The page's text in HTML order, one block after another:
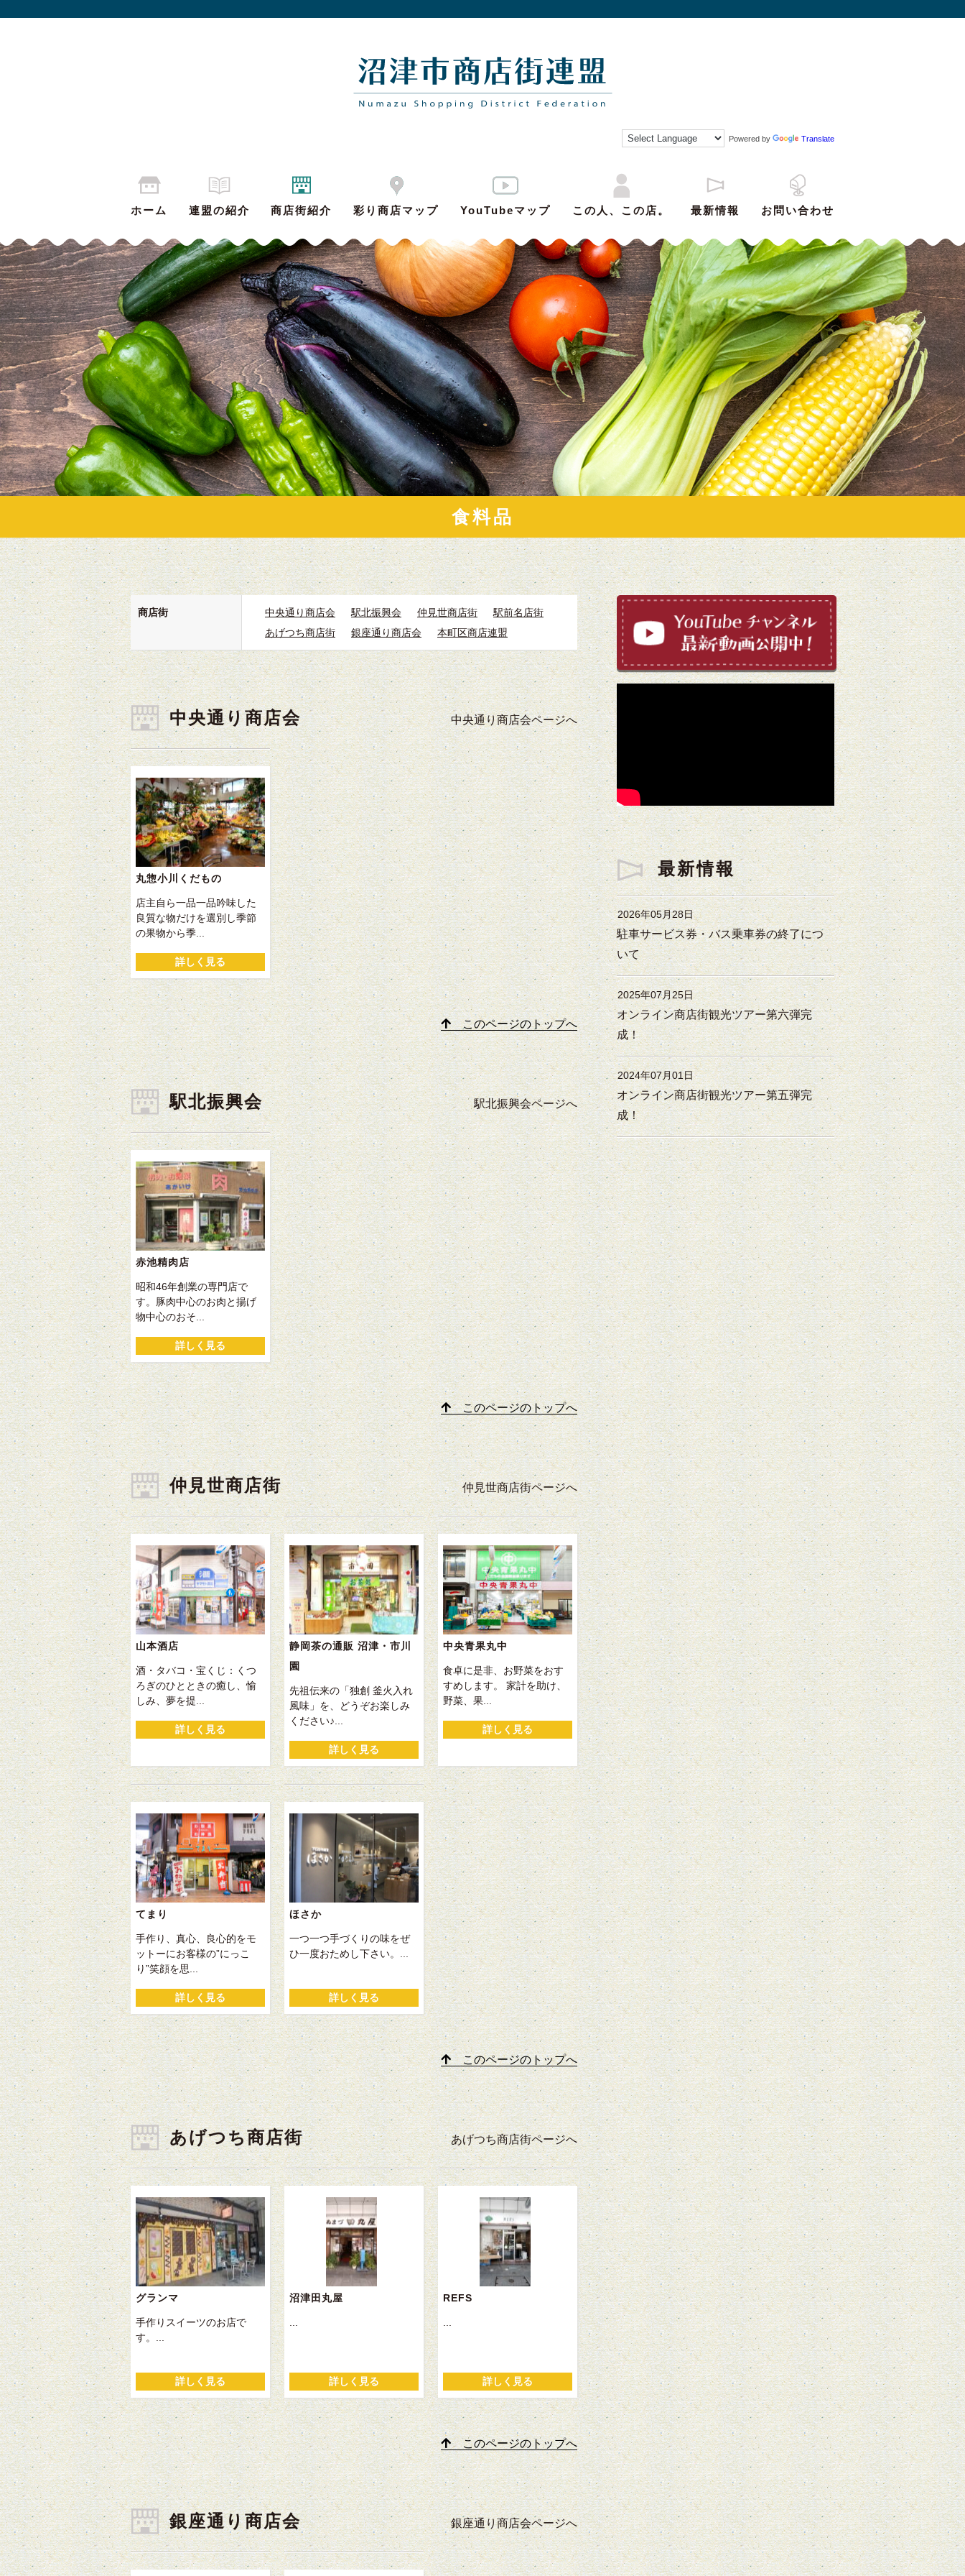
Powered by Translate
ホーム 連盟の紹介 商店街紹介 彩り商店マップ YouTubeマップ この人、この店。 最新情報 お問い合わせ
食料品
商店街 中央通り商店会 駅北振興会 仲見世商店街
駅前名店街
あげつち商店街
銀座通り商店会 本町区商店連盟
中央通り商店会 中央通り商店会ページへ
丸惣小川くだもの
店主自ら一品一品吟味した
良質な物だけを選別し季節
の果物から季...
詳しく見る
このページのトップへ
駅北振興会 駅北振興会ページへ
赤池精肉店
昭和46年創業の専門店で
す。豚肉中心のお肉と揚げ
物中心のおそ...
詳しく見る
このページのトップへ
仲見世商店街 仲見世商店街ページへ
山本酒店
酒・タバコ・宝くじ：くつ
ろぎのひとときの癒し、愉
しみ、夢を提...
詳しく見る
静岡茶の通販 沼津・市川
園
先祖伝来の「独創 釜火入れ
風味」を、どうぞお楽しみ
ください♪...
詳しく見る
中央青果丸中
食卓に是非、お野菜をおす
すめします。 家計を助け、
野菜、果...
詳しく見る
てまり
手作り、真心、良心的をモ
ットーにお客様の”にっこ
り”笑顔を思...
詳しく見る
ほさか
一つ一つ手づくりの味をぜ
ひ一度おためし下さい。...
詳しく見る
このページのトップへ
あげつち商店街 あげつち商店街ページへ
グランマ
手作りスイーツのお店で
す。...
詳しく見る
沼津田丸屋
...
詳しく見る
REFS
...
詳しく見る
このページのトップへ
銀座通り商店会 銀座通り商店会ページへ
最新情報
2026年05月28日
駐車サービス券・バス乗車券の終了につ
いて
2025年07月25日
オンライン商店街観光ツアー第六弾完
成！
2024年07月01日
オンライン商店街観光ツアー第五弾完
成！